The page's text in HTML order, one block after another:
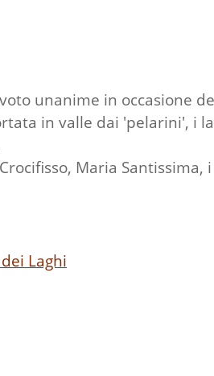
unanime in occasione
in valle dai 'pelarini', i
Maria
Laghi